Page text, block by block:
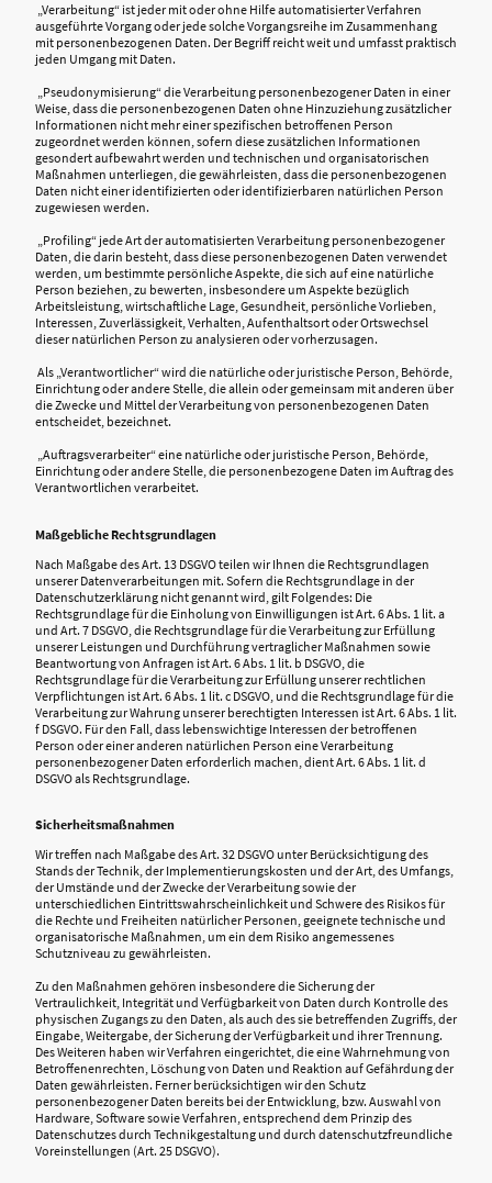
„Verarbeitung“ ist jeder mit oder ohne Hilfe automatisierter Verfahren
ausgeführte Vorgang oder jede solche Vorgangsreihe im Zusammenhang
mit personenbezogenen Daten. Der Begriff reicht weit und umfasst praktisch
jeden Umgang mit Daten.
„Pseudonymisierung“ die Verarbeitung personenbezogener Daten in einer
Weise, dass die personenbezogenen Daten ohne Hinzuziehung zusätzlicher
Informationen nicht mehr einer spezifischen betroffenen Person
zugeordnet werden können, sofern diese zusätzlichen Informationen
gesondert aufbewahrt werden und technischen und organisatorischen
Maßnahmen unterliegen, die gewährleisten, dass die personenbezogenen
Daten nicht einer identifizierten oder identifizierbaren natürlichen Person
zugewiesen werden.
„Profiling“ jede Art der automatisierten Verarbeitung personenbezogener
Daten, die darin besteht, dass diese personenbezogenen Daten verwendet
werden, um bestimmte persönliche Aspekte, die sich auf eine natürliche
Person beziehen, zu bewerten, insbesondere um Aspekte bezüglich
Arbeitsleistung, wirtschaftliche Lage, Gesundheit, persönliche Vorlieben,
Interessen, Zuverlässigkeit, Verhalten, Aufenthaltsort oder Ortswechsel
dieser natürlichen Person zu analysieren oder vorherzusagen.
Als „Verantwortlicher“ wird die natürliche oder juristische Person, Behörde,
Einrichtung oder andere Stelle, die allein oder gemeinsam mit anderen über
die Zwecke und Mittel der Verarbeitung von personenbezogenen Daten
entscheidet, bezeichnet.
„Auftragsverarbeiter“ eine natürliche oder juristische Person, Behörde,
Einrichtung oder andere Stelle, die personenbezogene Daten im Auftrag des
Verantwortlichen verarbeitet.
Maßgebliche Rechtsgrundlagen
Nach Maßgabe des Art. 13 DSGVO teilen wir Ihnen die Rechtsgrundlagen
unserer Datenverarbeitungen mit. Sofern die Rechtsgrundlage in der
Datenschutzerklärung nicht genannt wird, gilt Folgendes: Die
Rechtsgrundlage für die Einholung von Einwilligungen ist Art. 6 Abs. 1 lit. a
und Art. 7 DSGVO, die Rechtsgrundlage für die Verarbeitung zur Erfüllung
unserer Leistungen und Durchführung vertraglicher Maßnahmen sowie
Beantwortung von Anfragen ist Art. 6 Abs. 1 lit. b DSGVO, die
Rechtsgrundlage für die Verarbeitung zur Erfüllung unserer rechtlichen
Verpflichtungen ist Art. 6 Abs. 1 lit. c DSGVO, und die Rechtsgrundlage für die
Verarbeitung zur Wahrung unserer berechtigten Interessen ist Art. 6 Abs. 1 lit.
f DSGVO. Für den Fall, dass lebenswichtige Interessen der betroffenen
Person oder einer anderen natürlichen Person eine Verarbeitung
personenbezogener Daten erforderlich machen, dient Art. 6 Abs. 1 lit. d
DSGVO als Rechtsgrundlage.
Sicherheitsmaßnahmen
Wir treffen nach Maßgabe des Art. 32 DSGVO unter Berücksichtigung des
Stands der Technik, der Implementierungskosten und der Art, des Umfangs,
der Umstände und der Zwecke der Verarbeitung sowie der
unterschiedlichen Eintrittswahrscheinlichkeit und Schwere des Risikos für
die Rechte und Freiheiten natürlicher Personen, geeignete technische und
organisatorische Maßnahmen, um ein dem Risiko angemessenes
Schutzniveau zu gewährleisten.
Zu den Maßnahmen gehören insbesondere die Sicherung der
Vertraulichkeit, Integrität und Verfügbarkeit von Daten durch Kontrolle des
physischen Zugangs zu den Daten, als auch des sie betreffenden Zugriffs, der
Eingabe, Weitergabe, der Sicherung der Verfügbarkeit und ihrer Trennung.
Des Weiteren haben wir Verfahren eingerichtet, die eine Wahrnehmung von
Betroffenenrechten, Löschung von Daten und Reaktion auf Gefährdung der
Daten gewährleisten. Ferner berücksichtigen wir den Schutz
personenbezogener Daten bereits bei der Entwicklung, bzw. Auswahl von
Hardware, Software sowie Verfahren, entsprechend dem Prinzip des
Datenschutzes durch Technikgestaltung und durch datenschutzfreundliche
Voreinstellungen (Art. 25 DSGVO).